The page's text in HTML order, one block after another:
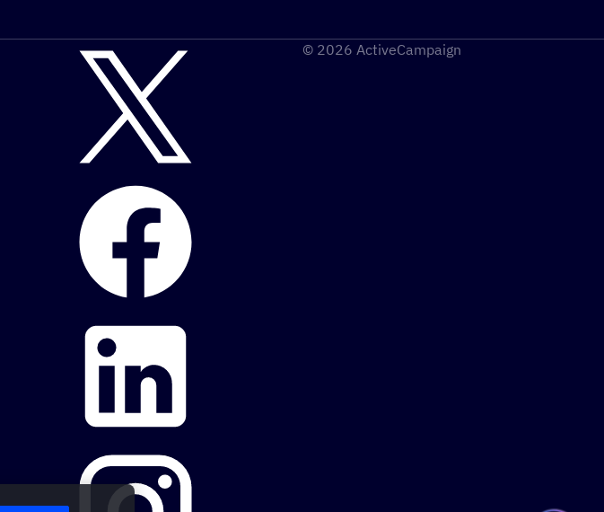
© 2026 ActiveCampaign